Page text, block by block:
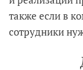
также если в
сотрудники